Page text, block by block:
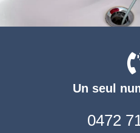
Un seul
0472